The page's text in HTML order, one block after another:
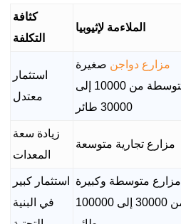
الملاءمة لإثيوبيا
كثافة
التكلفة
مزارع دواجن صغيرة
ومتوسطة من 10000 إلى
30000 طائر
استثمار
معتدل
مزارع تجارية متوسعة
زيادة سعة
المعدات
مزارع متوسطة وكبيرة
من 30000 إلى 100000
استثمار كبير
في البنية